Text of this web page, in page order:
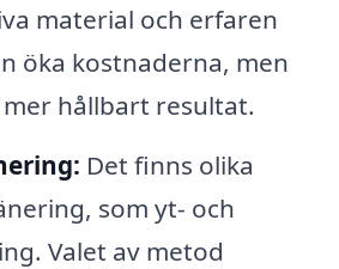
material och erfaren
öka kostnaderna, men
hållbart resultat.
Det finns olika
som yt- och
Valet av metod